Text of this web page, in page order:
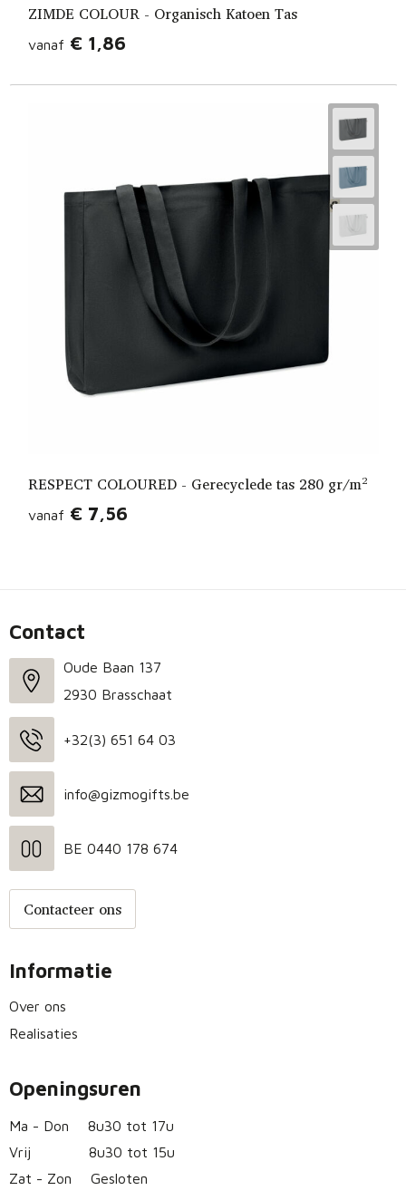
ZIMDE COLOUR - Organisch Katoen Tas
vanaf € 1,86
RESPECT COLOURED - Gerecyclede tas 280 gr/m²
vanaf € 7,56
Contact
Oude Baan 137
2930 Brasschaat
+32(3) 651 64 03
info@gizmogifts.be
BE 0440 178 674
Contacteer ons
Informatie
Over ons
Realisaties
Openingsuren
Ma - Don
8u30 tot 17u
Vrij
8u30 tot 15u
Zat - Zon
Gesloten